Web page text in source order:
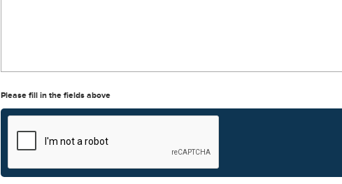
Please fill in the fields above